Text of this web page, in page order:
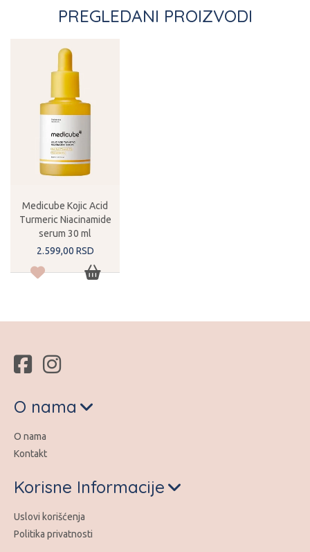
PREGLEDANI PROIZVODI
Medicube Kojic Acid
Turmeric Niacinamide
serum 30 ml
2.599,00 RSD
O nama
O nama
Kontakt
Korisne Informacije
Uslovi korišćenja
Politika privatnosti